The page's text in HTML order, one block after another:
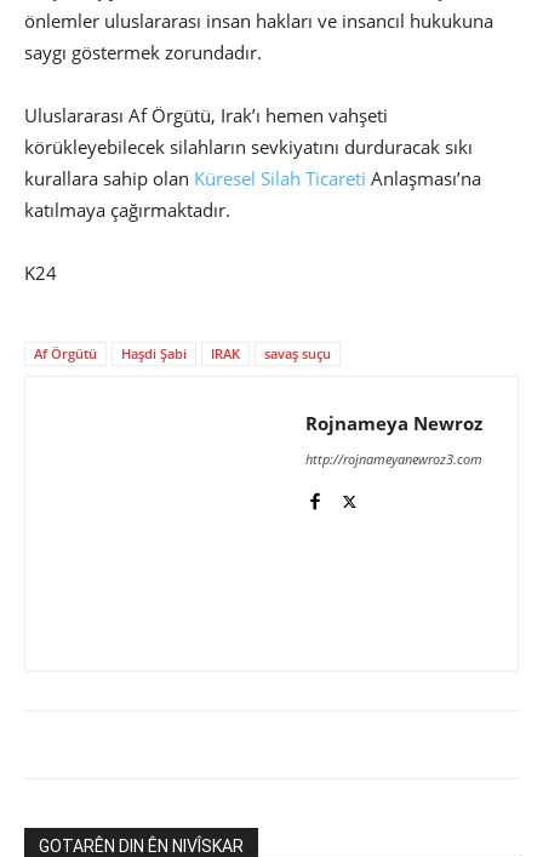
önlemler uluslararası insan hakları ve insancıl hukukuna
saygı göstermek zorundadır.
Uluslararası Af Örgütü, Irak’ı hemen vahşeti
körükleyebilecek silahların sevkiyatını durduracak sıkı
kurallara sahip olan Küresel Silah Ticareti Anlaşması’na
katılmaya çağırmaktadır.
K24
Af Örgütü Haşdi Şabi IRAK savaş suçu
Rojnameya Newroz
http://rojnameyanewroz3.com
GOTARÊN DIN ÊN NIVÎSKAR